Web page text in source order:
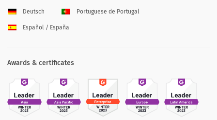
Deutsch Portuguese de Portugal
Español / España
Awards & certificates